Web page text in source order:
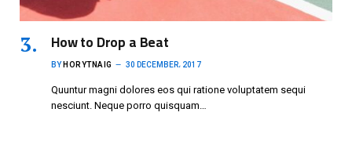
How to Drop a Beat
BY HORYTNAIG 30 DECEMBER، 2017
Quuntur magni dolores eos qui ratione voluptatem sequi
nesciunt. Neque porro quisquam…